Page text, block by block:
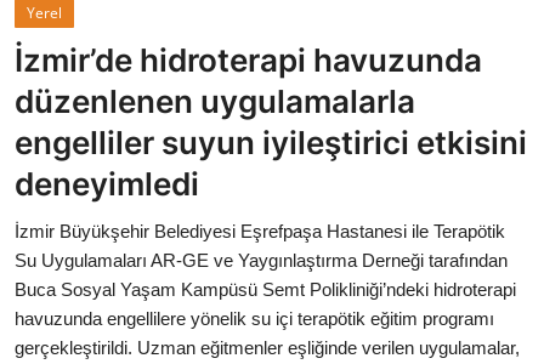
Cumhurbaşkanlığı
Bakanlıklar
Siyasi Partiler
Mülki İdare
Toplum ve Yaşam
Sivil Toplum Kuruluşları
Yerel
İzmir’de hidroterapi havuzunda
düzenlenen uygulamalarla
engelliler suyun iyileştirici etkisini
deneyimledi
İzmir Büyükşehir Belediyesi Eşrefpaşa Hastanesi ile Terapötik
Su Uygulamaları AR-GE ve Yaygınlaştırma Derneği tarafından
Buca Sosyal Yaşam Kampüsü Semt Polikliniği’ndeki hidroterapi
havuzunda engellilere yönelik su içi terapötik eğitim programı
gerçekleştirildi. Uzman eğitmenler eşliğinde verilen uygulamalar,